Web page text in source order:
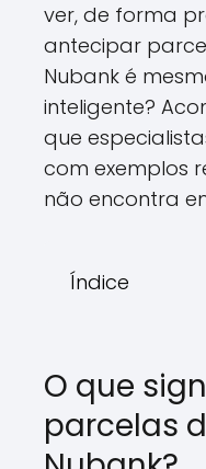
ver, de forma
antecipar
Nubank é
inteligente?
que
com exemplos
não encontra
Índice
O que
parcelas